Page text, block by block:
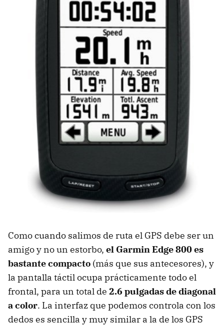
Como cuando salimos de ruta el GPS debe ser un
amigo y no un estorbo, el Garmin Edge 800 es
bastante compacto (más que sus antecesores), y
la pantalla táctil ocupa prácticamente todo el
frontal, para un total de 2.6 pulgadas de diagonal
a color. La interfaz que podemos controla con los
dedos es sencilla y muy similar a la de los GPS